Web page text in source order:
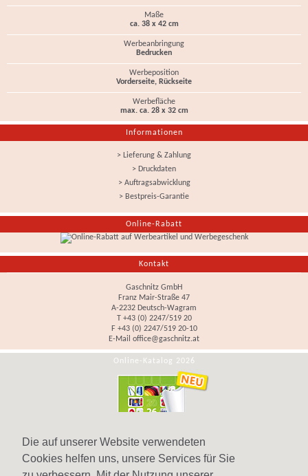
Die auf unserer Website verwendeten
Cookies helfen uns, unsere Services für Sie
Maße
ca. 38 x 42 cm
Werbeanbringung
Bedrucken
Werbeposition
Vorderseite, Rückseite
Werbefläche
max. ca. 28 x 32 cm
Informationen
> Lieferung & Zahlung
> Druckdaten
> Auftragsabwicklung
> Bestpreis-Garantie
Online-Rabatt
Kontakt
Gaschnitz GmbH
Franz Mair-Straße 47
A-2232 Deutsch-Wagram
T +43 (0) 2247/519 20
F +43 (0) 2247/519 20-10
E-Mail office@gaschnitz.at
Online-Katalog 2026